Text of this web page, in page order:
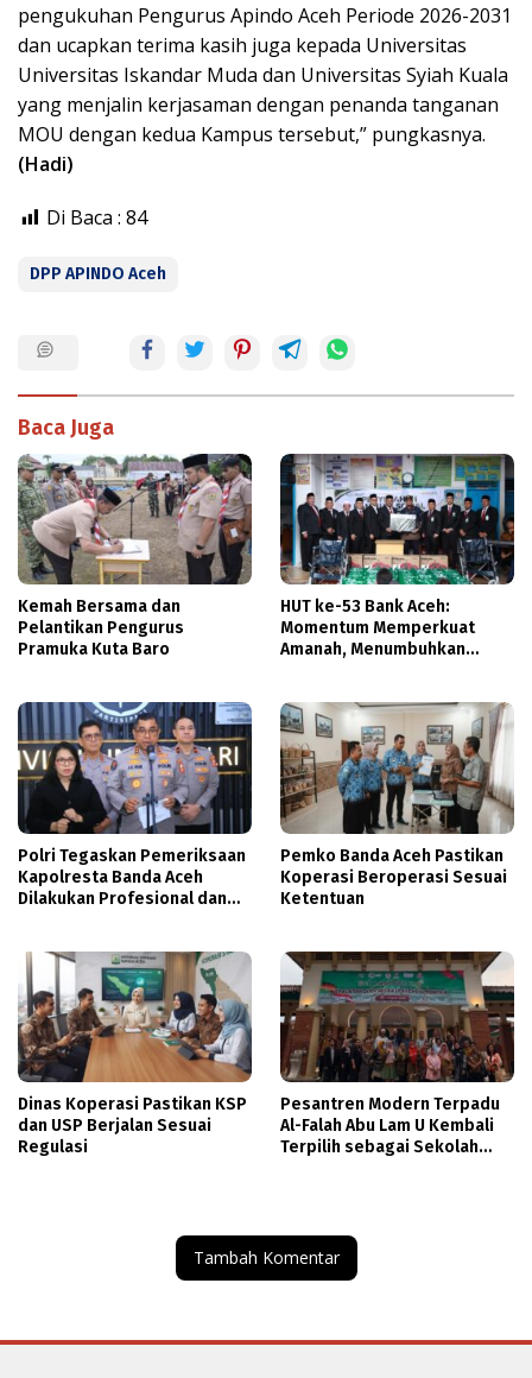
pengukuhan Pengurus Apindo Aceh Periode 2026-2031
dan ucapkan terima kasih juga kepada Universitas
Universitas Iskandar Muda dan Universitas Syiah Kuala
yang menjalin kerjasaman dengan penanda tanganan
MOU dengan kedua Kampus tersebut,” pungkasnya.
(Hadi)
Di Baca : 84
DPP APINDO Aceh
Baca Juga
Kemah Bersama dan
Pelantikan Pengurus
Pramuka Kuta Baro
HUT ke-53 Bank Aceh:
Momentum Memperkuat
Amanah, Menumbuhkan
Polri Tegaskan Pemeriksaan
Kapolresta Banda Aceh
Dilakukan Profesional dan
Pemko Banda Aceh Pastikan
Koperasi Beroperasi Sesuai
Ketentuan
Dinas Koperasi Pastikan KSP
dan USP Berjalan Sesuai
Regulasi
Pesantren Modern Terpadu
Al-Falah Abu Lam U Kembali
Terpilih sebagai Sekolah
Tambah Komentar